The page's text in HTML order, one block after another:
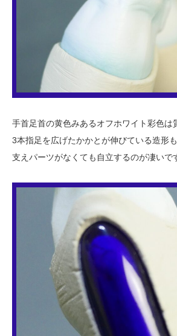
手首足首の黄色みあるオフホワイト彩色は
3本指足を広げたかかとが伸びている造形も
支えパーツがなくても自立するのが凄いで